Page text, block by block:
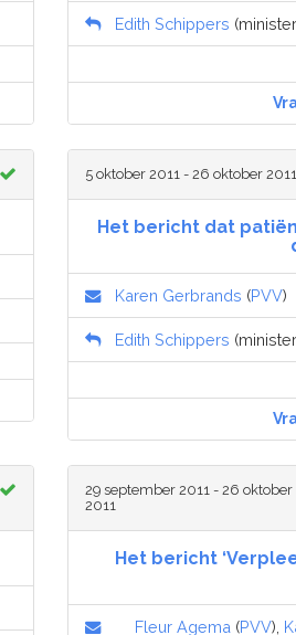
Edith Schippers
5 oktober 2011 - 26 oktober 2011
Het bericht dat
Karen Gerbrands (PVV)
Edith Schippers
29 september 2011 - 26 oktober
2011
Het bericht
Fleur Agema (PVV),